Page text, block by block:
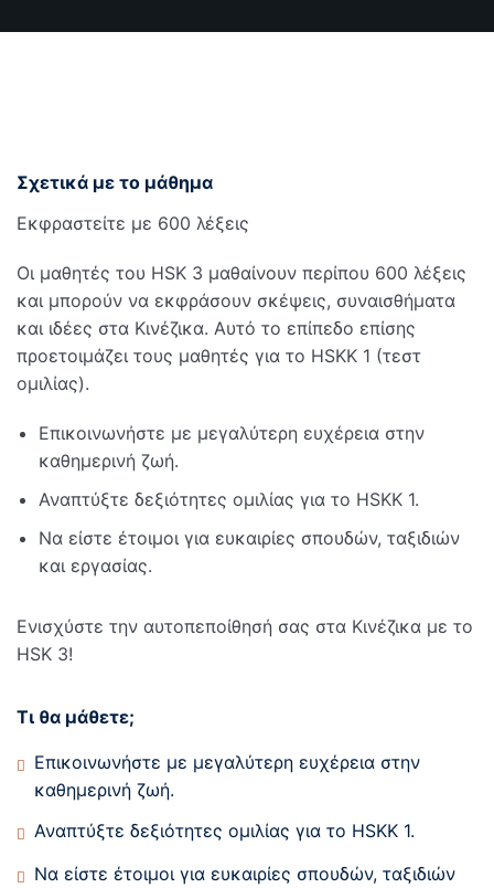
Σπουδών
συμμετάσχει
Υποστήριξη
Σχετικά με το μάθημα
Εκφραστείτε με 600 λέξεις
Οι μαθητές του HSK 3 μαθαίνουν περίπου 600 λέξεις
και μπορούν να εκφράσουν σκέψεις, συναισθήματα
και ιδέες στα Κινέζικα. Αυτό το επίπεδο επίσης
προετοιμάζει τους μαθητές για το HSKK 1 (τεστ
ομιλίας).
Επικοινωνήστε με μεγαλύτερη ευχέρεια στην
καθημερινή ζωή.
Αναπτύξτε δεξιότητες ομιλίας για το HSKK 1.
Να είστε έτοιμοι για ευκαιρίες σπουδών, ταξιδιών
και εργασίας.
Ενισχύστε την αυτοπεποίθησή σας στα Κινέζικα με το
HSK 3!
Τι θα μάθετε;
Επικοινωνήστε με μεγαλύτερη ευχέρεια στην
καθημερινή ζωή.
Αναπτύξτε δεξιότητες ομιλίας για το HSKK 1.
Να είστε έτοιμοι για ευκαιρίες σπουδών, ταξιδιών